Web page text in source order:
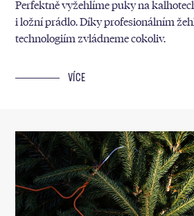
Perfektně vyžehlíme puky na
i ložní prádlo. Díky profesionálním
technologiím zvládneme cokoliv.
VÍCE